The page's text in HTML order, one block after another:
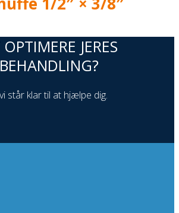
JERES
står klar til at hjælpe dig.